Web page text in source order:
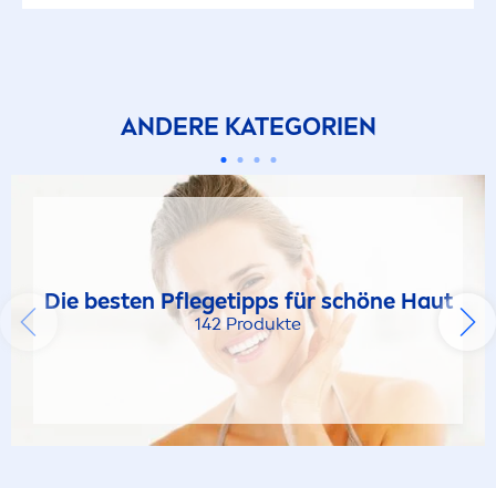
ANDERE KATEGORIEN
Die besten Pflegetipps für schöne Haut
142 Produkte